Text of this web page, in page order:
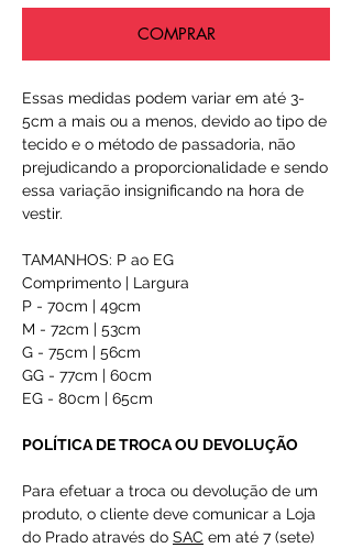
COMPRAR
Essas medidas podem variar em até 3-
5cm a mais ou a menos, devido ao tipo de
tecido e o método de passadoria, não
prejudicando a proporcionalidade e sendo
essa variação insignificando na hora de
vestir.
TAMANHOS: P ao EG
Comprimento | Largura
P - 70cm | 49cm
M - 72cm | 53cm
G - 75cm | 56cm
GG - 77cm | 60cm
EG - 80cm | 65cm
POLÍTICA DE TROCA OU DEVOLUÇÃO
Para efetuar a troca ou devolução de um
produto, o cliente deve comunicar a Loja
do Prado através do SAC em até 7 (sete)